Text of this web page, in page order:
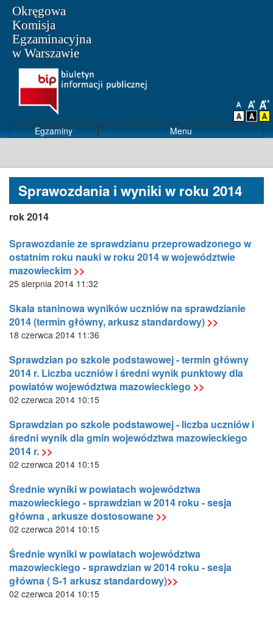
Okręgowa
Komisja
Egzaminacyjna
w Warszawie
Egzaminy Menu
Sprawozdania i wyniki w roku 2014
rok 2014
Sprawozdanie ze sprawdzianu przeprowadzonego w
ostatnim roku nauki w roku 2014 w województwie
mazowieckim >>
25 sierpnia 2014 11:32
Skala staninowa wyników uczniów na sprawdzianie
2014 (termin główny, arkusz standardowy) >>
18 czerwca 2014 11:36
Sprawdzian po szkole podstawowej - termin główny
2014 r. Liczba uczniów i średni wynik punktowy dla
powiatów województwa mazowieckiego >>
02 czerwca 2014 10:15
Sprawdzian po szkole podstawowej - liczba uczniów i
średni wynik dla gmin województwa mazowieckiego
2014 r. >>
02 czerwca 2014 10:15
Średnie wyniki w powiatach województwa
mazowieckiego - sprawdzian w 2014 roku - sesja
główna , arkusze dostosowane >>
02 czerwca 2014 10:15
Średnie wyniki w powiatach województwa
mazowieckiego - sprawdzian w 2014 roku - sesja
główna ( S-1 arkusz standardowy)>>
02 czerwca 2014 10:15